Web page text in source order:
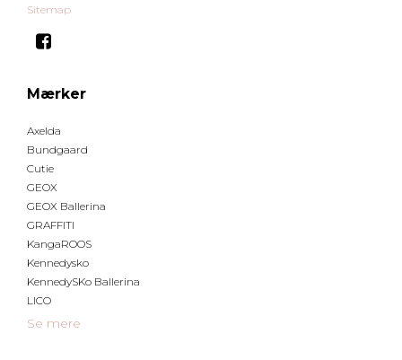
Sitemap
Mærker
Axelda
Bundgaard
Cutie
GEOX
GEOX Ballerina
GRAFFITI
KangaROOS
Kennedysko
KennedySKo Ballerina
LICO
Se mere